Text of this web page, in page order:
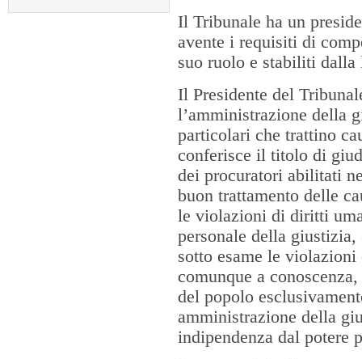
Il Tribunale ha un
avente i requisiti di
suo ruolo e stabiliti dalla
Il Presidente del
l’amministrazione della
particolari che trattino
conferisce il titolo di
dei procuratori abilitati
buon trattamento delle
le violazioni di diritti
personale della
sotto esame le
comunque a
del popolo
amministrazione della
indipendenza dal potere